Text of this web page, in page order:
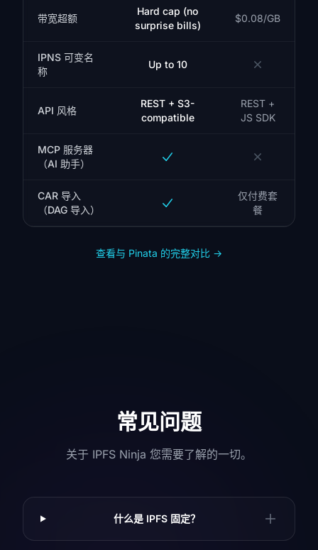
带宽超额
Hard cap (no
surprise bills)
$0.08/GB
IPNS 可变名
称
Up to 10
API 风格
REST + S3-
compatible
REST +
JS SDK
MCP 服务器
（AI 助手）
CAR 导入
（DAG 导入）
仅付费套
餐
查看与 Pinata 的完整对比 →
常见问题
关于 IPFS Ninja 您需要了解的一切。
什么是 IPFS 固定？